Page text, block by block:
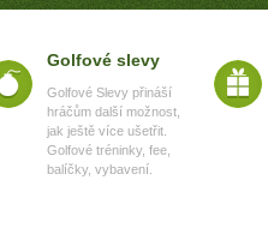
Golfové slevy
Golfové Slevy přináší
hráčům další možnost,
jak ještě více ušetřit.
Golfové tréninky, fee,
balíčky, vybavení.